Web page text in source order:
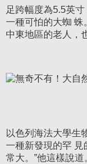
足跨幅度為5.5英
一種可怕的大蜘 蛛
中東地區的老人，
以色列海法大學生
一種新發現的罕
常大。”他這樣說道